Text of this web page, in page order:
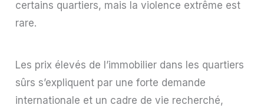
certains quartiers, mais la violence extrême est
rare.
Les prix élevés de l’immobilier dans les quartiers
sûrs s’expliquent par une forte demande
internationale et un cadre de vie recherché,